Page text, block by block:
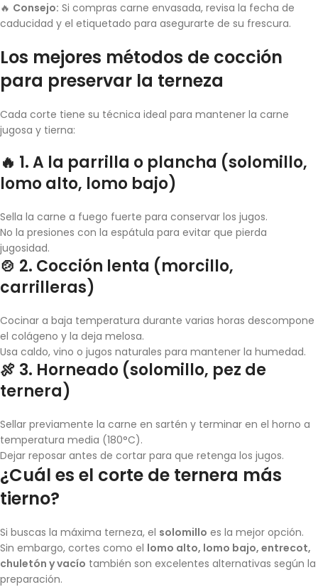
🔥 Consejo: Si compras carne envasada, revisa la fecha de
caducidad y el etiquetado para asegurarte de su frescura.
Los mejores métodos de cocción
para preservar la terneza
Cada corte tiene su técnica ideal para mantener la carne
jugosa y tierna:
🔥 1. A la parrilla o plancha (solomillo,
lomo alto, lomo bajo)
Sella la carne a fuego fuerte para conservar los jugos.
No la presiones con la espátula para evitar que pierda
jugosidad.
🍲 2. Cocción lenta (morcillo,
carrilleras)
Cocinar a baja temperatura durante varias horas descompone
el colágeno y la deja melosa.
Usa caldo, vino o jugos naturales para mantener la humedad.
🍖 3. Horneado (solomillo, pez de
ternera)
Sellar previamente la carne en sartén y terminar en el horno a
temperatura media (180°C).
Dejar reposar antes de cortar para que retenga los jugos.
¿Cuál es el corte de ternera más
tierno?
Si buscas la máxima terneza, el solomillo es la mejor opción.
Sin embargo, cortes como el lomo alto, lomo bajo, entrecot,
chuletón y vacío también son excelentes alternativas según la
preparación.